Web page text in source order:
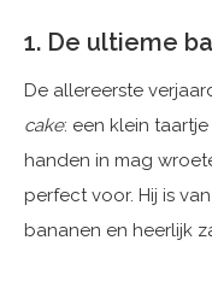
1. De ultieme
De allereerste
cake: een klein
handen in mag
perfect voor. Hij is
bananen en heerlijk